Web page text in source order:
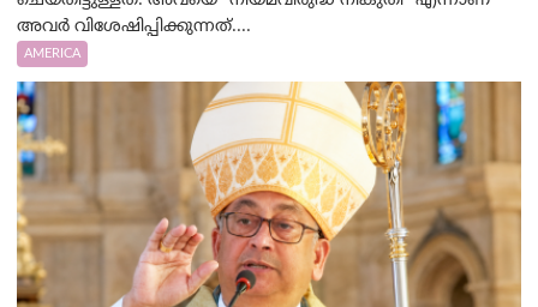
അവര്‍ വിശേഷിപ്പിക്കുന്നത്....
AMERICA